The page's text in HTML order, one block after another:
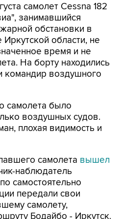
самолет Cessna 182
занимавшийся
обстановки в
области, не
время и не
На борту находились
командир воздушного
самолета было
воздушных судов.
плохая видимость и
самолета вышел
наблюдатель
самостоятельно
передали свои
самолету,
Бодайбо - Иркутск.